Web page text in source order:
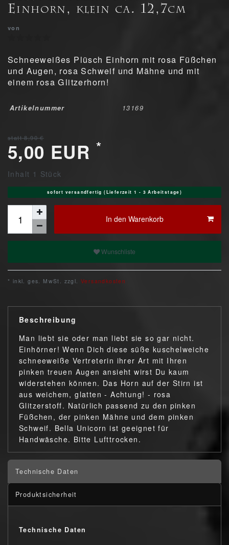
Einhorn, klein ca. 12,7cm
von
Schneeweißes Plüsch Einhorn mit rosa Füßchen
und Augen, rosa Schweif und Mähne und mit
einem rosa Glitzerhorn!
Artikelnummer 13169
statt 8,90 €
5,00 EUR *
Inhalt 1 Stück
sofort versandfertig (Lieferzeit 1 - 3 Arbeitstage)
In den Warenkorb
Wunschliste
* inkl. ges. MwSt. zzgl. Versandkosten
Beschreibung
Man liebt sie oder man liebt sie so gar nicht.
Einhörner! Wenn Dich diese süße kuschelweiche
schneeweiße Vertreterin ihrer Art mit Ihren
pinken treuen Augen ansieht wirst Du kaum
widerstehen können. Das Horn auf der Stirn ist
aus weichem, glatten - Achtung! - rosa
Glitzerstoff. Natürlich passend zu den pinken
Füßchen, der pinken Mähne und dem pinken
Schweif. Bella Unicorn ist geeignet für
Handwäsche. Bitte Lufttrocken.
Technische Daten
Produktsicherheit
Technische Daten